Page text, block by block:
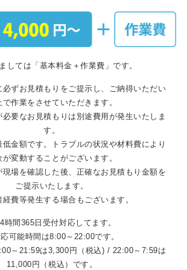
しては「基本料金＋作業費」です。
ずお見積もりをご提示し、ご納得いただい
で作業をさせていただきます。
要なお見積もりは別途費用が発生いたしま
す。
金額です。トラブルの状況や材料費により
が変動することがございます。
場を確認した後、正確なお見積もり金額を
ご提示いたします。
費等発生する場合もございます。
時間365日受付対応してます。
応可能時間は8:00～22:00です。
～21:59は3,300円（税込) / 22:00～7:59は
11,000円（税込）です。